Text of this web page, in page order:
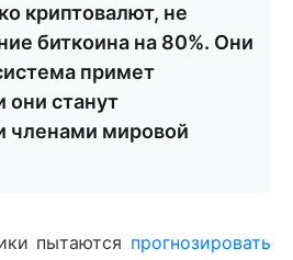
криптовалют, не
биткоина на 80%. Они
примет
они станут
членами мировой
пытаются прогнозировать